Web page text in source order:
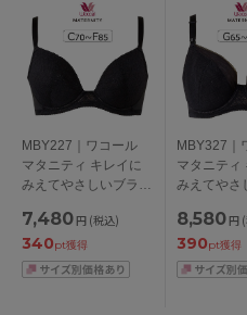
MBY227｜ワコール
マタニティ キレイに
みえてやさしいブラ
単品 （産前・産後）
CDEFカップ アンダー
65/70/75/80/85cm
7,480 円 (税込)
340pt獲得
MBY327｜
マタニティ
みえてやさ
単品 （産前
GHIカップ アンダー
65/70/75/
8,580 円
390pt獲得